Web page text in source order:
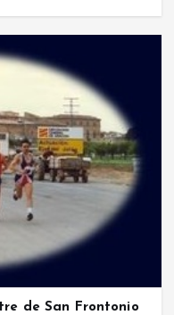
de San Frontonio